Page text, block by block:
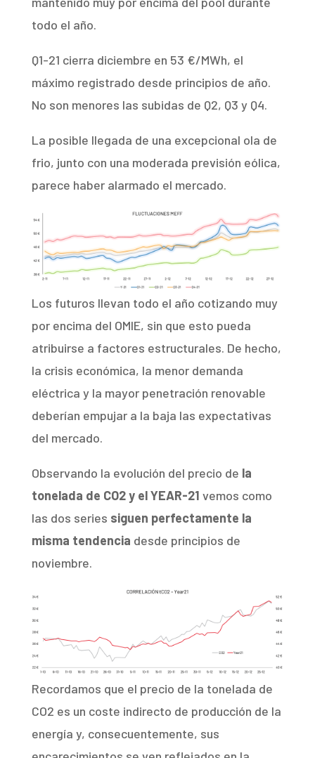
todo el año.
Q1-21 cierra diciembre en 53 €/MWh, el
máximo registrado desde principios de año.
No son menores las subidas de Q2, Q3 y Q4.
La posible llegada de una excepcional ola de
frio, junto con una moderada previsión eólica,
parece haber alarmado el mercado.
Los futuros llevan todo el año cotizando muy
por encima del OMIE, sin que esto pueda
atribuirse a factores estructurales. De hecho,
la crisis económica, la menor demanda
eléctrica y la mayor penetración renovable
deberían empujar a la baja las expectativas
del mercado.
Observando la evolución del precio de la
tonelada de CO2 y el YEAR-21 vemos como
las dos series siguen perfectamente la
misma tendencia desde principios de
noviembre.
Recordamos que el precio de la tonelada de
CO2 es un coste indirecto de producción de la
energía y, consecuentemente, sus